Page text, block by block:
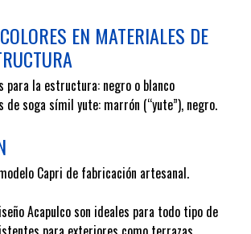
EN MATERIALES DE
para la estructura: negro o blanco
de soga símil yute: marrón (“yute”), negro.
Capri de fabricación artesanal.
Acapulco son ideales para todo tipo de